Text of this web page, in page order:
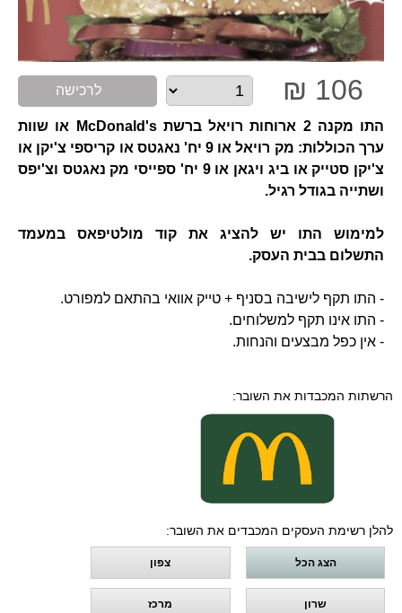
106 ₪ לרכישה
התו מקנה 2 ארוחות רויאל ברשת McDonald's או שוות
ערך הכוללות: מק רויאל או 9 יח' נאגטס או קריספי צ'יקן או
צ'יקן סטייק או ביג ויגאן או 9 יח' ספייסי מק נאגטס וצ'יפס
ושתייה בגודל רגיל.
למימוש התו יש להציג את קוד מולטיפאס במעמד
התשלום בבית העסק.
- התו תקף לישיבה בסניף + טייק אוואי בהתאם למפורט.
- התו אינו תקף למשלוחים.
- אין כפל מבצעים והנחות.
הרשתות המכבדות את השובר:
להלן רשימת העסקים המכבדים את השובר:
הצג הכל צפון
שרון מרכז